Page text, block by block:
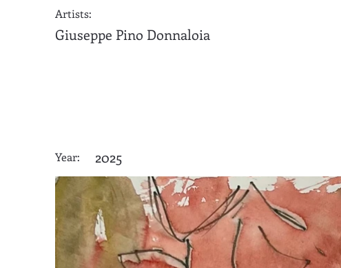
Artists:
Giuseppe Pino Donnaloia
Year: 2025